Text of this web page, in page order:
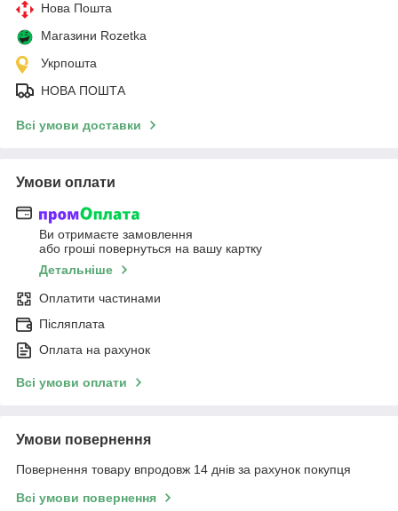
Нова Пошта
Магазини Rozetka
Укрпошта
НОВА ПОШТА
Всі умови доставки
Умови оплати
Ви отримаєте замовлення
або гроші повернуться на вашу картку
Детальніше
Оплатити частинами
Післяплата
Оплата на рахунок
Всі умови оплати
Умови повернення
Повернення товару впродовж 14 днів за рахунок покупця
Всі умови повернення